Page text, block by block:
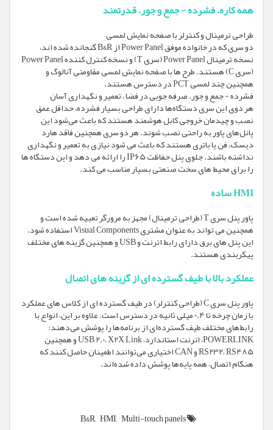
همه کاره. فشرده - جمع و جور. قدرتمند
طراحی ترمینال و کنترلر با صفحه نمایش لمسی
دو سری که در خانواده موفق Power Panel از B&R گنجانده شده اند،
نسخه ترمینال Power Panel (سری T) و نسخه کنترل کننده Power Panel
(سری C) هستند. طرح ها با صفحه نمایش لمسی مقاومتی آنالوگ و
همچنین چند لمسی PCT در دسترس هستند.
فشرده - جمع و جور. صرفه جویی در فضا ، تعمیر و نگهداری آسان
هر دوی این سری دستگاه‌ها دارای طراحی بسیار فشرده، حداقل عمق
نصب و چیدمان خروجی کابل هوشمند هستند که باعث می‌شود این
پانل‌های پاور به راحتی نصب شوند. هر دو سری همچنین فاقد هارد
دیسک، فن یا باتری هستند که باعث می شود نیازی به تعمیر و نگهداری
نداشته باشند. جلوی پنل حفاظت IP65 را ارائه می دهد و این دستگاه ها
را برای محیط های سخت صنعتی بسیار مناسب می کند.
HMI ساده
پاور پنل سری T (طراحی ترمینال) مجهز به مرورگر تعبیه شده است و
همچنین می تواند به عنوان مشتری Visual Components استفاده شود.
این پنل های برق دارای رابط اترنت و USB و همچنین گزینه های مختلف
پیکربندی هستند.
عملکرد بالا با طیف گسترده ای از گزینه های اتصال
پاور پنل سری C (طراحی کنترلر) در طیف گسترده ای از کلاس های عملکرد
با زمان چرخه تا 0.4 میلی ثانیه در دسترس است. علاوه بر این، انواع با
رابط‌های مختلف طیف گسترده‌ای از برنامه‌ها را پوشش می‌دهند:
POWERLINK، اترنت استاندارد، USB 2.0، X2X Link و همچنین
RS232، RS485 و CAN اختیاری می‌توانند اطمینان حاصل کنند که
هنگام اتصال، همه پایه‌ها پوشش داده شده‌اند.
B&R, HMI, Multi-touch panels